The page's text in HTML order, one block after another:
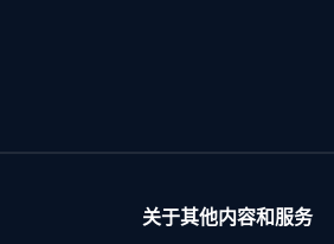
关于其他内容和服务